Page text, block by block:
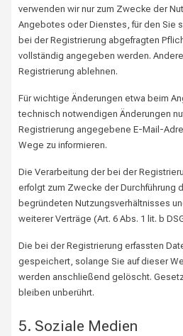
verwenden wir nur zum Zwecke der
Angebotes oder Dienstes, für den Sie
bei der Registrierung abgefragten
vollständig angegeben werden.
Registrierung ablehnen.
Für wichtige Änderungen etwa beim
technisch notwendigen Änderungen
Registrierung angegebene E-Mail-
Wege zu informieren.
Die Verarbeitung der bei der
erfolgt zum Zwecke der Durchführung
begründeten Nutzungsverhältnisses
weiterer Verträge (Art. 6 Abs. 1 lit. b
Die bei der Registrierung erfassten
gespeichert, solange Sie auf dieser
werden anschließend gelöscht.
bleiben unberührt.
5. Soziale Medien